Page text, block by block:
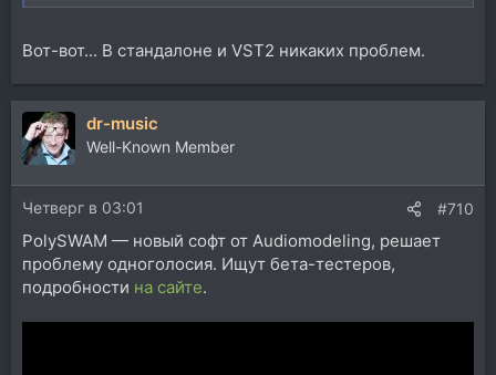
Вот-вот... В стандалоне и VST2 никаких проблем.
dr-music
Well-Known Member
Четверг в 03:01 #710
PolySWAM — новый софт от Audiomodeling, решает
проблему одноголосия. Ищут бета-тестеров,
подробности на сайте.